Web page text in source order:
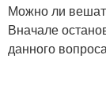
Можно ли
Вначале
данного